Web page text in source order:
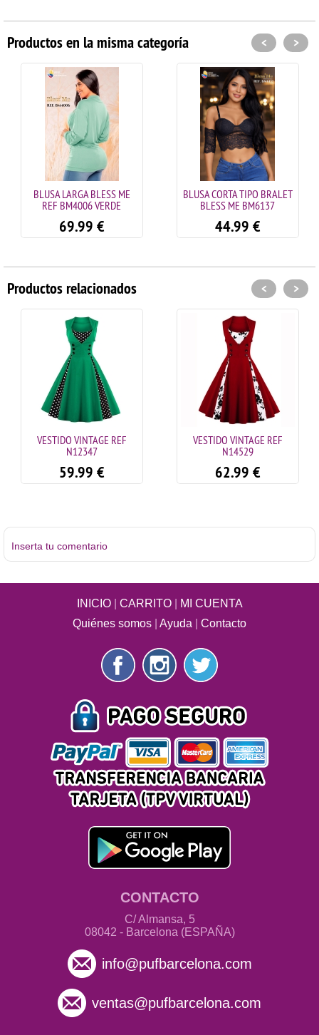
Productos en la misma categoría
BLUSA LARGA BLESS ME
REF BM4006 VERDE
69.99 €
BLUSA CORTA TIPO BRALET
BLESS ME BM6137
44.99 €
< >
Productos relacionados
VESTIDO VINTAGE REF
N12347
59.99 €
VESTIDO VINTAGE REF
N14529
62.99 €
< >
Inserta tu comentario
INICIO| CARRITO|
MI CUENTA
Quiénes somos
Ayuda Contacto
CONTACTO
C/ Almansa, 5
08042 - Barcelona (ESPAÑA)
info@pufbarcelona.com
ventas@pufbarcelona.com